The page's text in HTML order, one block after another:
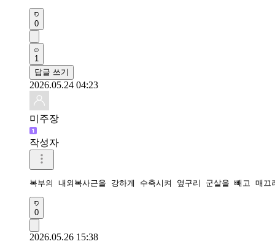
0
1
답글 쓰기
2026.05.24 04:23
미주장
작성자
복부의 내외복사근을 강하게 수축시켜 옆구리 군살을 빼고 매
0
2026.05.26 15:38